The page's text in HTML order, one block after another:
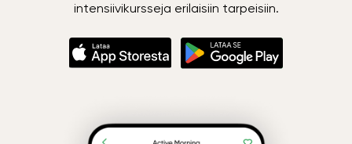
intensiivikursseja erilaisiin tarpeisiin.